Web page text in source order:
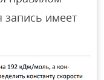
запись имеет